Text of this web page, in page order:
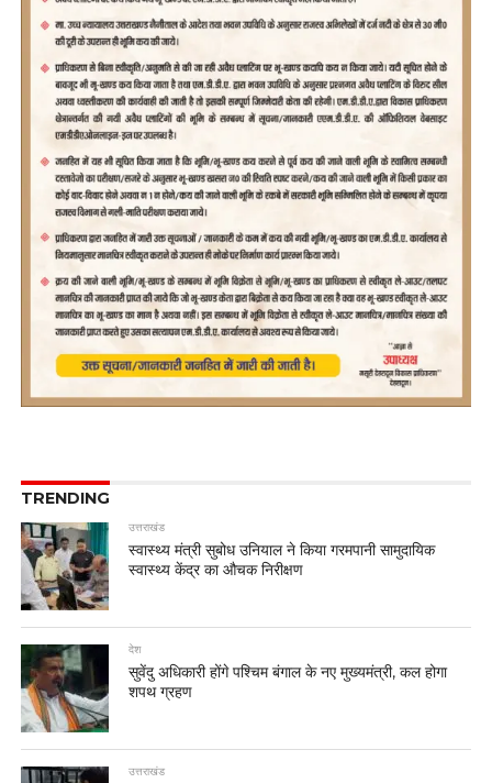
TRENDING
उत्तराखंड
स्वास्थ्य मंत्री सुबोध उनियाल ने किया गरमपानी सामुदायिक
स्वास्थ्य केंद्र का औचक निरीक्षण
देश
सुवेंदु अधिकारी होंगे पश्चिम बंगाल के नए मुख्यमंत्री, कल होगा
शपथ ग्रहण
उत्तराखंड